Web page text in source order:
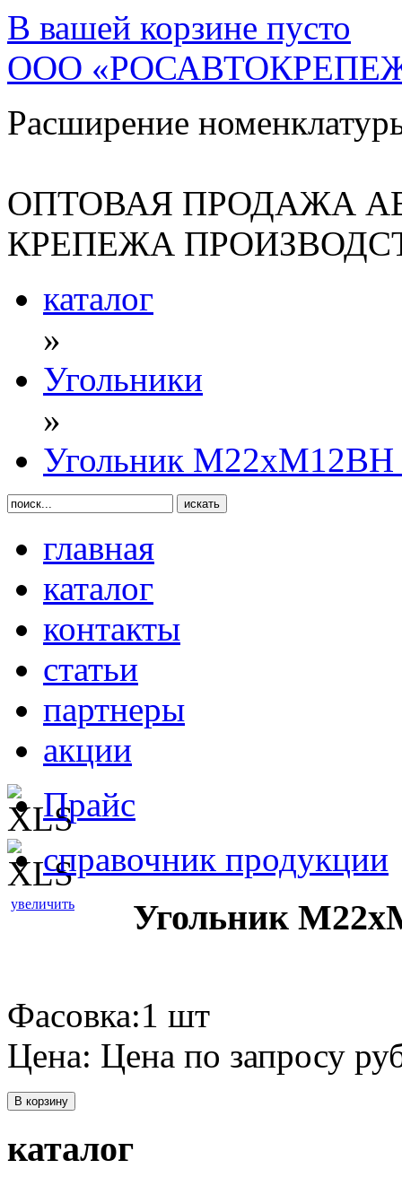
В вашей корзине пусто
ООО
Расширение
ОПТОВАЯ ПРОДАЖА
КРЕПЕЖА
каталог
»
Угольники
»
Угольник М22хМ12ВН
главная
каталог
контакты
статьи
партнеры
акции
Прайс
справочник продукции
увеличить Угольник
Фасовка:1 шт
Цена: Цена по запросу
В корзину
каталог